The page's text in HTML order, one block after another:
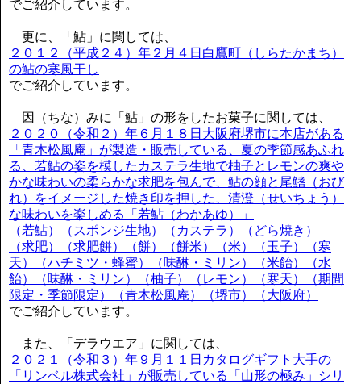
でご紹介しています。
更に、「鮎」に関しては、
２０１２（平成２４）年２月４日白鷹町（しらたかまち）
の鮎の寒風干し
でご紹介しています。
因（ちな）みに「鮎」の形をしたお菓子に関しては、
２０２０（令和２）年６月１８日大阪府堺市に本店がある
「青木松風庵」が製造・販売している、夏の季節感あふれ
る、若鮎の姿を模したカステラ生地で柚子とレモンの爽や
かな味わいの柔らかな求肥を包んで、鮎の顔と尾鰭（おび
れ）をイメージした焼き印を押した、清澄（せいちょう）
な味わいを楽しめる「若鮎（わかあゆ）」
（若鮎）（スポンジ生地）（カステラ）（どら焼き）
（求肥）（求肥餅）（餅）（餅米）（米）（玉子）（寒
天）（ハチミツ・蜂蜜）（味醂・ミリン）（米飴）（水
飴）（味醂・ミリン）（柚子）（レモン）（寒天）（期間
限定・季節限定）（青木松風庵）（堺市）（大阪府）
でご紹介しています。
また、「デラウエア」に関しては、
２０２１（令和３）年９月１１日カタログギフト大手の
「リンベル株式会社」が販売している「山形の極み」シリ